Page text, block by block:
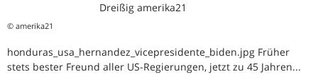
© amerika21
Dreißig amerika21
honduras_usa_hernandez_vicepresidente_biden.jpg Früher
stets bester Freund aller US-Regierungen, jetzt zu 45 Jahren...